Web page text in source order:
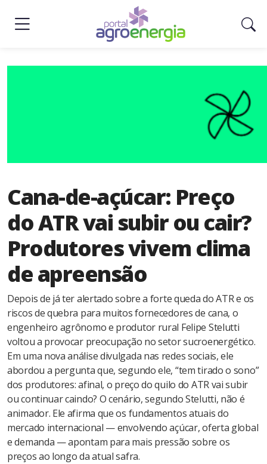
Nós
Economia
&
Negócios
Agro
&
Energia
Country
&
World
Mesa
Podcast
Summit
&
Coaching
Blog
Quebra
Gelo
Cana-de-açúcar: Preço
do ATR vai subir ou cair?
Produtores vivem clima
de apreensão
Depois de já ter alertado sobre a forte queda do ATR e os
riscos de quebra para muitos fornecedores de cana, o
engenheiro agrônomo e produtor rural Felipe Stelutti
voltou a provocar preocupação no setor sucroenergético.
Em uma nova análise divulgada nas redes sociais, ele
abordou a pergunta que, segundo ele, “tem tirado o sono”
dos produtores: afinal, o preço do quilo do ATR vai subir
ou continuar caindo? O cenário, segundo Stelutti, não é
animador. Ele afirma que os fundamentos atuais do
mercado internacional — envolvendo açúcar, oferta global
e demanda — apontam para mais pressão sobre os
preços ao longo da atual safra.